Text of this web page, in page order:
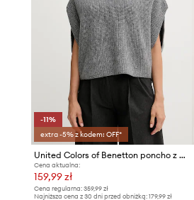
-11%
extra -5% z kodem: OFF*
United Colors of Benetton poncho z dodatkiem wełny
Cena aktualna:
159,99 zł
Cena regularna: 359,99 zł
Najniższa cena z 30 dni przed obniżką: 179,99 zł